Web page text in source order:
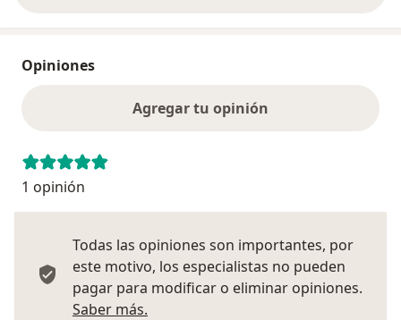
Opiniones
Agregar tu opinión
1 opinión
Todas las opiniones son importantes, por
este motivo, los especialistas no pueden
pagar para modificar o eliminar opiniones.
Saber más.